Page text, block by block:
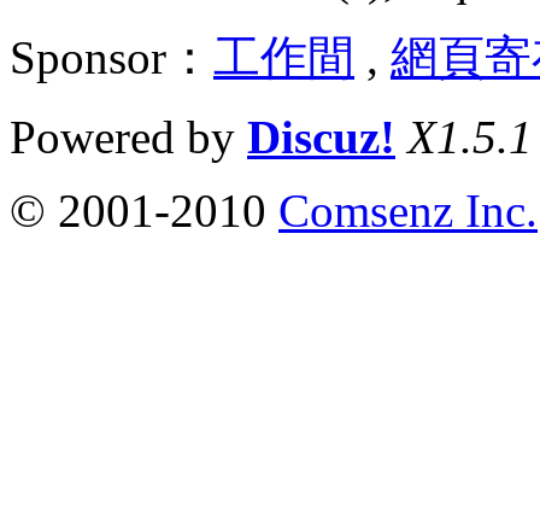
Sponsor： 工作間 , 網頁
Powered by Discuz! X1.5.1
© 2001-2010 Comsenz Inc.